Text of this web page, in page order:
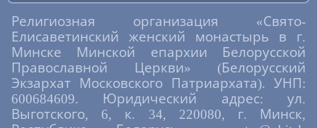
Религиозная организация «Свято-
Елисаветинский женский монастырь в г.
Минске Минской епархии Белорусской
Православной Церкви» (Белорусский
Экзархат Московского Патриархата). УНП:
600684609. Юридический адрес: ул.
Выготского, 6, к. 34, 220080, г. Минск,